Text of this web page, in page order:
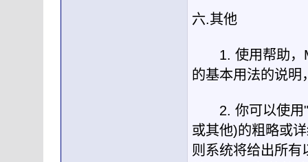
六.其他
1. 使用帮助，
的基本用法的说明
2. 你可以使用
或其他)的粗略或
则系统将给出所有